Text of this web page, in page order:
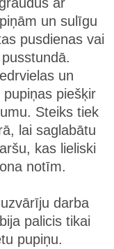
un sulīgu
pusdienas vai
un
piešķir
Steiks tiek
lai saglabātu
kas lieliski
notīm.
darba
palicis tikai
pupiņu.